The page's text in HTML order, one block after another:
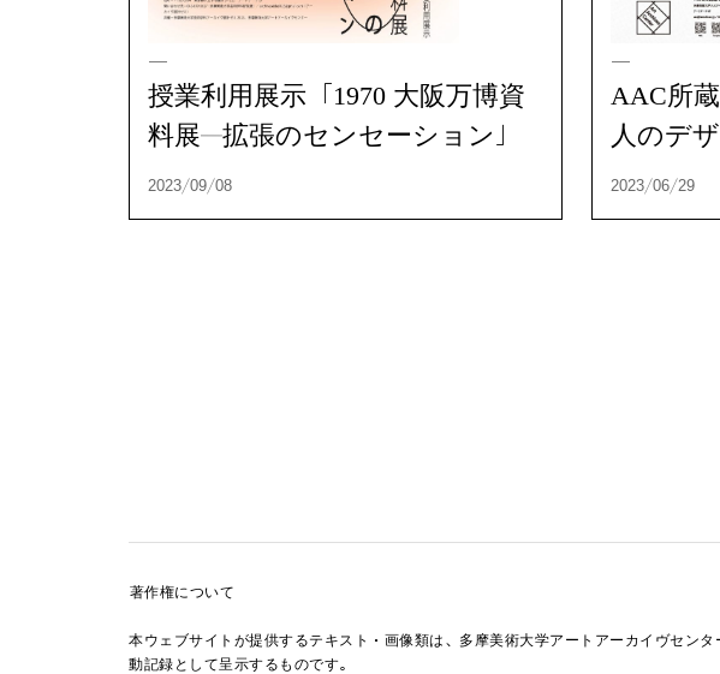
授業利用展示「1970 大阪万博資
料展—拡張のセンセーション」
AAC所
人のデ
著作権について
本ウェブサイトが提供するテキスト・画像類は、多摩美術大学アートアーカイヴセン
動記録として呈示するものです。